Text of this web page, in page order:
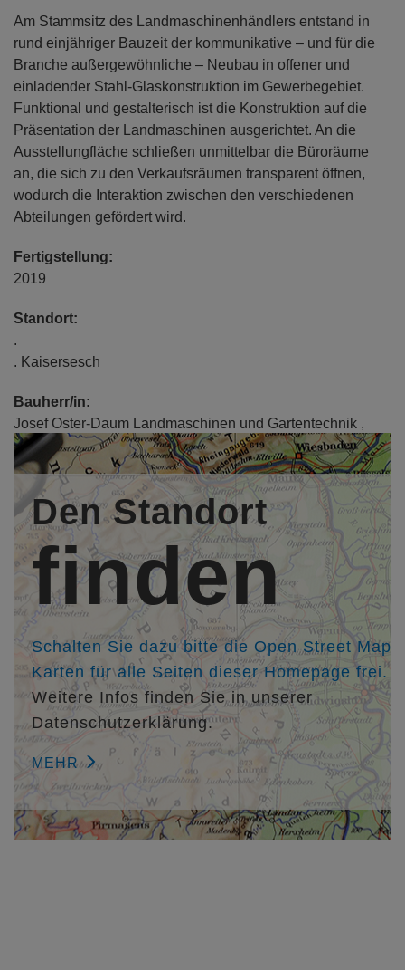
Am Stammsitz des Landmaschinenhändlers entstand in
rund einjähriger Bauzeit der kommunikative – und für die
Branche außergewöhnliche – Neubau in offener und
einladender Stahl-Glaskonstruktion im Gewerbegebiet.
Funktional und gestalterisch ist die Konstruktion auf die
Präsentation der Landmaschinen ausgerichtet. An die
Ausstellungfläche schließen unmittelbar die Büroräume
an, die sich zu den Verkaufsräumen transparent öffnen,
wodurch die Interaktion zwischen den verschiedenen
Abteilungen gefördert wird.
Fertigstellung:
2019
Standort:
.
. Kaisersesch
Bauherr/in:
Josef Oster-Daum Landmaschinen und Gartentechnik ,
Kaisersesch,http://www.oster-daum.de
Entwurfsverfasser/in:
Architekt Dipl.-Ing. (FH) Oliver Kettenhofen, Lamiro
Projektentwicklung, Mayen, http://www.lamiro.de
Mitarbeiter/in:
Elke Boos
Architektin Dipl.-Ing. (FH) Katrin Kettenhofen
Mathias Finkemeyer
Den Standort
finden
Schalten Sie dazu bitte die Open Street Map
Karten für alle Seiten dieser Homepage frei.
Weitere Infos finden Sie in unserer
Datenschutzerklärung.
MEHR